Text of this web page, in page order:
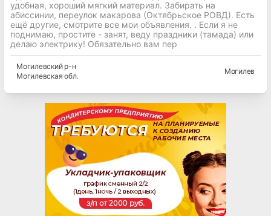
удобная, хороший мягкий материал. Забирать на
абиссинии, переулок макарова (Октябрьское РОВД). Есть
ещё другие, смотрите все мои объявления. . Если я не
поднимаю, простите - занят, веду праздники (тамада) или
делаю электрику! Обязательно вам пер
Могилевскийр-н
Могилевская обл.
Могилев